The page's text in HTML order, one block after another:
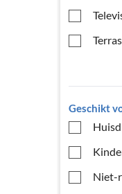
Terras
Geschikt
Niet-